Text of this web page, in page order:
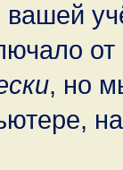
вашей
, но